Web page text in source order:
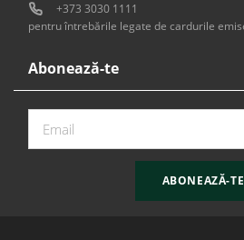
Abonează-te
ABONEAZĂ-TE
+373 3030 1111
pentru întrebările legate de cardurile